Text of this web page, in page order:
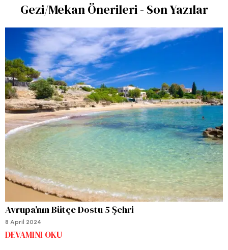
Gezi/Mekan Önerileri - Son Yazılar
Avrupa’nın Bütçe Dostu 5 Şehri
8 April 2024
DEVAMINI OKU